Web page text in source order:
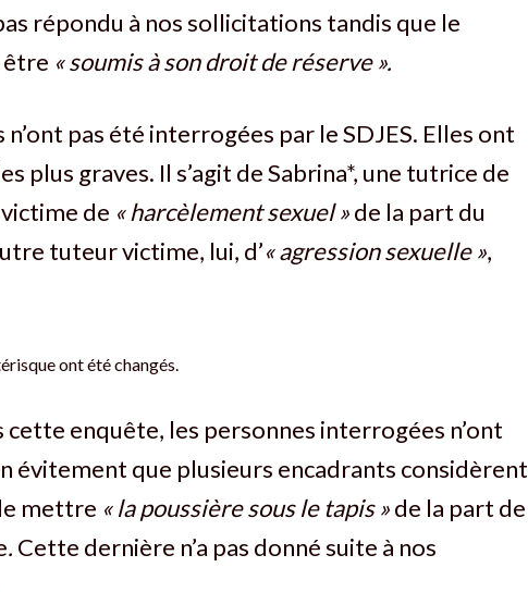
répondu à nos sollicitations tandis que le
être « soumis à son droit de réserve ».
pas été interrogées par le SDJES. Elles ont
plus graves. Il s’agit de Sabrina*, une tutrice de
de « harcèlement sexuel »de la part du
tuteur victime, lui, d’« agression sexuelle »,
ont été changés.
cette enquête, les personnes interrogées n’ont
évitement que plusieurs encadrants considèrent
mettre « la poussière sous le tapis »de la part de
. Cette dernière n’a pas donné suite à nos